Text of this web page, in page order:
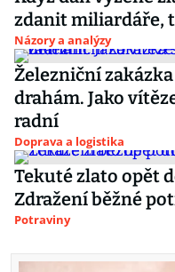
zdanit miliardáře,
Názory a analýzy
Železniční
drahám. Jako
radní
Doprava a logistika
Tekuté zlato opět
Zdražení běžné
Potraviny